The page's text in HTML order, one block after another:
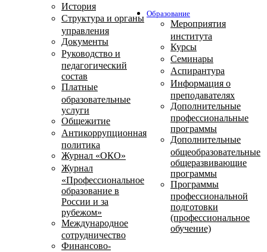
История
Структура и органы
управления
Документы
Руководство и
педагогический
состав
Платные
образовательные
услуги
Общежитие
Антикоррупционная
политика
Журнал «ОКО»
Журнал
«Профессиональное
образование в
России и за
рубежом»
Международное
сотрудничество
Финансово-
Образование
Мероприятия
института
Курсы
Семинары
Аспирантура
Информация о
преподавателях
Дополнительные
профессиональные
программы
Дополнительные
общеобразовательные
общеразвивающие
программы
Программы
профессиональной
подготовки
(профессиональное
обучение)